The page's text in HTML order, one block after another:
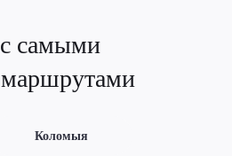
самыми
Коломыя